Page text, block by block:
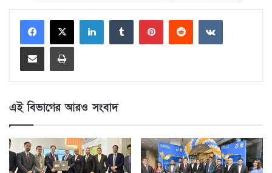
LinkedIn
এই বিভাগের আরও সংবাদ